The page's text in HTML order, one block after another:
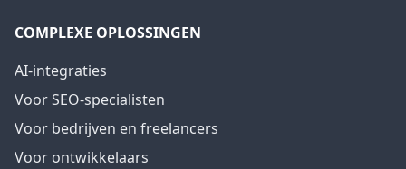
COMPLEXE OPLOSSINGEN
AI-integraties
Voor SEO-specialisten
Voor bedrijven en freelancers
Voor ontwikkelaars